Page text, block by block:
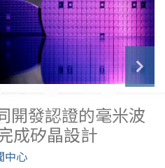
開發認證的毫米波
成矽晶設計
中心